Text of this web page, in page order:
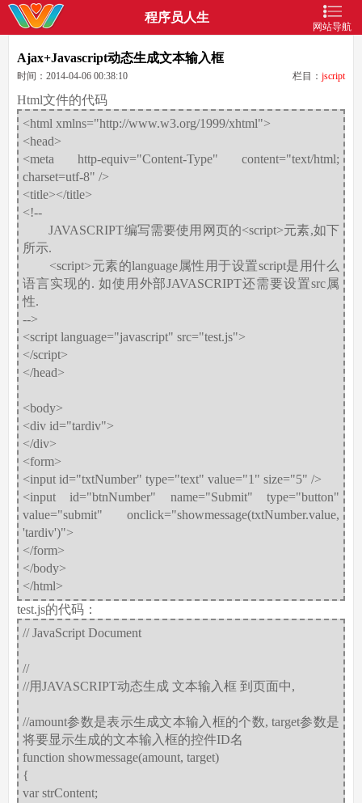
程序员人生
网站导航
Ajax+Javascript动态生成文本输入框
栏目： jscript
时间：2014-04-06 00:38:10
Html文件的代码
<html xmlns="http://www.w3.org/1999/xhtml">
<head>
<meta http-equiv="Content-Type" content="text/html;
charset=utf-8" />
<title></title>
<!--
JAVASCRIPT编写需要使用网页的<script>元素,如下
所示.
<script>元素的language属性用于设置script是用什么
语言实现的. 如使用外部JAVASCRIPT还需要设置src属
性.
-->
<script language="javascript" src="test.js">
</script>
</head>
<body>
<div id="tardiv">
</div>
<form>
<input id="txtNumber" type="text" value="1" size="5" />
<input id="btnNumber" name="Submit" type="button"
value="submit" onclick="showmessage(txtNumber.value,
'tardiv')">
</form>
</body>
</html>
test.js的代码：
// JavaScript Document
//
//用JAVASCRIPT动态生成 文本输入框 到页面中,
//amount参数是表示生成文本输入框的个数, target参数是
将要显示生成的文本输入框的控件ID名
function showmessage(amount, target)
{
var strContent;